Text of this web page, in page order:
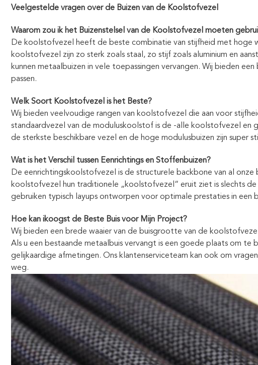
Veelgestelde vragen over de Buizen van de Koolstofvezel
Waarom zou ik het Buizenstelsel van de Koolstofvezel moeten
De koolstofvezel heeft de beste combinatie van stijfheid met hoge
koolstofvezel zijn zo sterk zoals staal, zo stijf zoals aluminium en
kunnen metaalbuizen in vele toepassingen vervangen. Wij bieden
passen.
Welk Soort Koolstofvezel is het Beste?
Wij bieden veelvoudige rangen van koolstofvezel die aan voor
standaardvezel van de moduluskoolstof is de -alle koolstofvezel en
de sterkste beschikbare vezel en de hoge modulusbuizen zijn super
Wat is het Verschil tussen Eenrichtings en Stoffenbuizen?
De eenrichtingskoolstofvezel is de structurele backbone van al
koolstofvezel hun traditionele „koolstofvezel“ eruit ziet is slechts
gebruiken typisch layups ontworpen voor optimale prestaties in een
Hoe kan ikoogst de Beste Buis voor Mijn Project?
Wij bieden een brede waaier van de buisgrootte van de
Als u een bestaande metaalbuis vervangt is een goede plaats om te
gelijkaardige afmetingen. Ons klantenserviceteam kan ook om
weg.